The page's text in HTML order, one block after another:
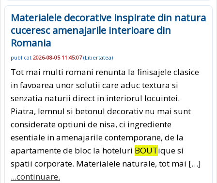
Materialele decorative inspirate din natura
cuceresc amenajarile interioare din
Romania
publicat 2026-08-05 11:45:07(Libertatea)
Tot mai multi romani renunta la finisajele clasice
in favoarea unor solutii care aduc textura si
senzatia naturii direct in interiorul locuintei.
Piatra, lemnul si betonul decorativ nu mai sunt
considerate optiuni de nisa, ci ingrediente
esentiale in amenajarile contemporane, de la
apartamente de bloc la hoteluri BOUTique si
spatii corporate. Materialele naturale, tot mai […]
...continuare.